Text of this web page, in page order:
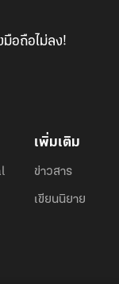
อถือไม่ลง!
เพิ่มเติม
ข่าวสาร
เขียนนิยาย